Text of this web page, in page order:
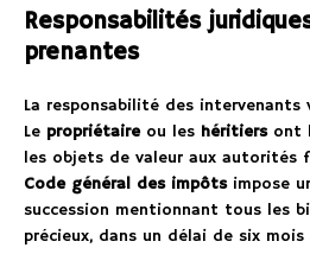
Responsabilités
prenantes
La responsabilité des
Le propriétaireou les héritiersont
les objets de valeur aux autorités
Code général des impôtsimpose
succession mentionnant tous les
précieux, dans un délai de six mois